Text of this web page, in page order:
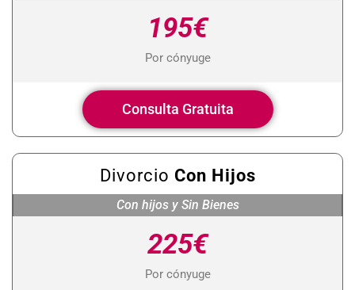
195€
Por cónyuge
Consulta Gratuita
Divorcio Con Hijos
Con hijos y Sin Bienes
225€
Por cónyuge